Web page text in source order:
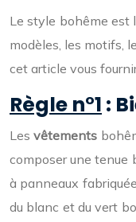
Le style bohême est
modèles, les motifs,
cet article vous
Règle n°1 :
Lesvêtements
composer une tenue
à panneaux
du blanc et du vert